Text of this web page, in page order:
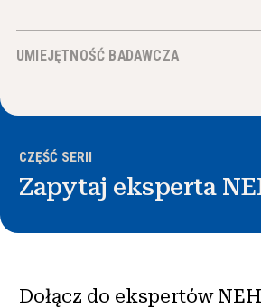
Wiadomości i wydarzenia
Zaangażować się
UMIEJĘTNOŚĆ BADAWCZA
CZĘŚĆ SERII
Zapytaj eksperta
Dołącz do ekspertów